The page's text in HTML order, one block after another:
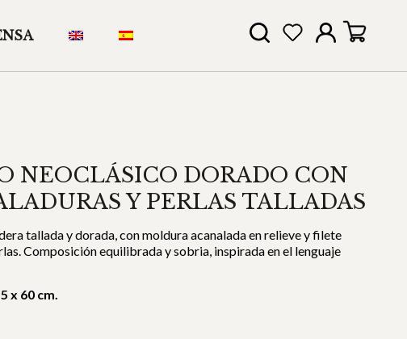
NEOCLÁSICO DORADO CON
Y PERLAS TALLADAS
tallada y dorada, con moldura acanalada en relieve y filete
Composición equilibrada y sobria, inspirada en el lenguaje
x 60 cm.